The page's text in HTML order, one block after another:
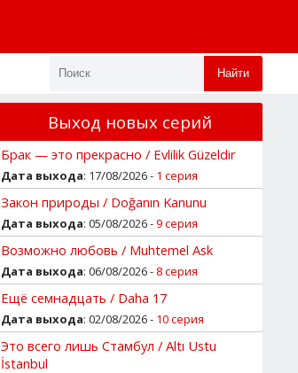
Найти
Выход новых серий
Брак — это прекрасно / Evlilik Güzeldir
Дата выхода: 17/08/2026 - 1 серия
Закон природы / Doğanın Kanunu
Дата выхода: 05/08/2026 -9 серия
Возможно любовь / Muhtemel Ask
Дата выхода: 06/08/2026 - 8 серия
Ещё семнадцать / Daha 17
Дата выхода: 02/08/2026 - 10 серия
Это всего лишь Стамбул / Altı Ustu
İstanbul